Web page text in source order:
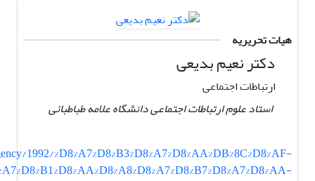
هیات تحریریه
دکتر نعیم بدیعی
ارتباطات اجتماعی
استاد علوم ارتباطات اجتماعی دانشگاه علامه طباطبائی
1992/%D8%A7%D8%B3%D8%A7%D8%AA%DB%8C%D8%AF-